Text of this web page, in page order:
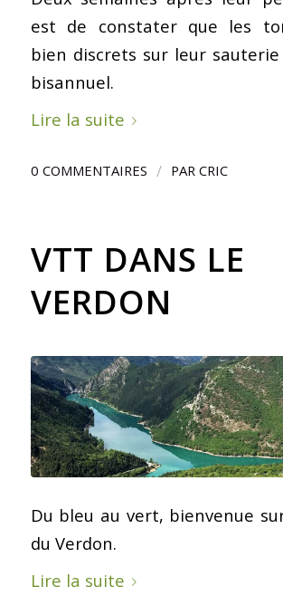
est de constater que les
bien discrets sur leur sauterie
bisannuel.
Lire la suite
0 COMMENTAIRES / PAR CRIC
VTT DANS LE
VERDON
Du bleu au vert, bienvenue
du Verdon.
Lire la suite